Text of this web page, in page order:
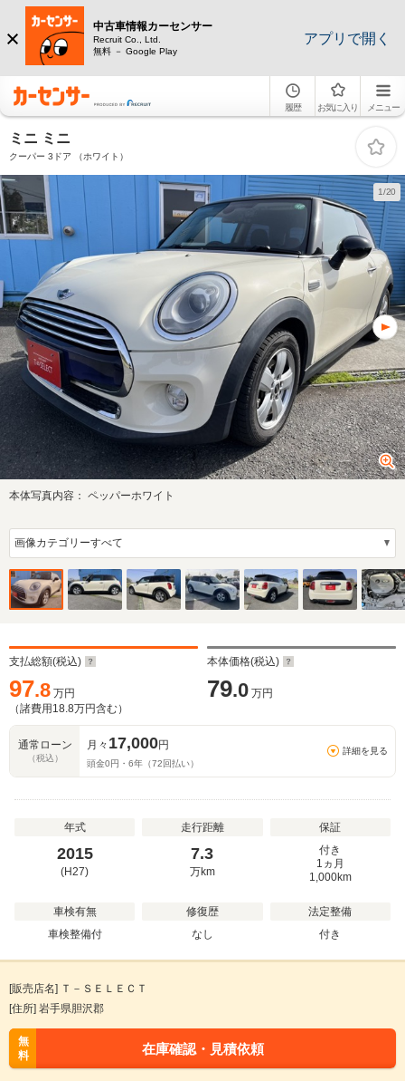
中古車情報カーセンサー
Recruit Co., Ltd.
無料 － Google Play
アプリで開く
履歴 お気に入り メニュー
ミニ ミニ
クーパー 3ドア （ホワイト）
1/20
本体写真内容： ペッパーホワイト
支払総額(税込)
97.8 万円
（諸費用 18.8万円含む）
本体価格(税込)
79.0 万円
通常ローン
（税込）
月々 17,000円
頭金0円・ 6年（72 回払い）
詳細を見る
年式
2015
(H27)
走行距離
7.3
万km
保証
付き
1ヵ月
1,000km
車検有無
車検整備付
修復歴
なし
法定整備
付き
[販売店名] Ｔ－ＳＥＬＥＣＴ
[住所] 岩手県胆沢郡
無
料
在庫確認・見積依頼